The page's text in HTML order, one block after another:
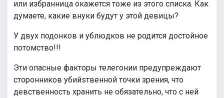
или избранница окажется тоже из этого списка. Как
думаете, какие внуки будут у этой девицы?
У двух подонков и ублюдков не родится достойное
потомство!!!
Эти опасные факторы телегонии предупреждают
сторонников убийsтвенной точки зрения, что
девственность хранить не обязательно, что с ней